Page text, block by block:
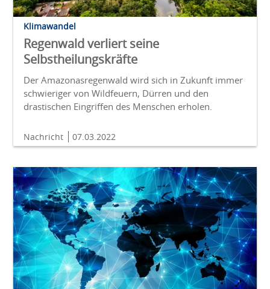
Klimawandel
Regenwald verliert seine
Selbstheilungskräfte
Der Amazonasregenwald wird sich in Zukunft immer
schwieriger von Wildfeuern, Dürren und den
drastischen Eingriffen des Menschen erholen.
Nachricht 07.03.2022